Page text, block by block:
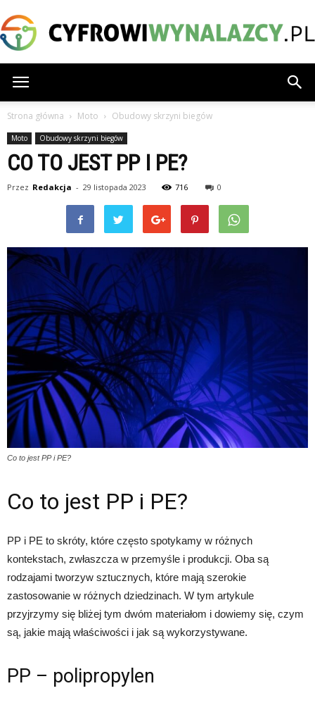
Strona główna Moto Obudowy skrzyni biegów
Moto Obudowy skrzyni biegów
CO TO JEST PP I PE?
Przez Redakcja - 29 listopada 2023 716 0
Co to jest PP i PE?
Co to jest PP i PE?
PP i PE to skróty, które często spotykamy w różnych
kontekstach, zwłaszcza w przemyśle i produkcji. Oba są
rodzajami tworzyw sztucznych, które mają szerokie
zastosowanie w różnych dziedzinach. W tym artykule
przyjrzymy się bliżej tym dwóm materiałom i dowiemy się, czym
są, jakie mają właściwości i jak są wykorzystywane.
PP – polipropylen